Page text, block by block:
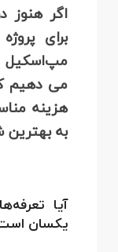
اگر هنوز
برای
مپ‌اسکیل
می‌ دهیم
هزینه
به
آیا
یکسان